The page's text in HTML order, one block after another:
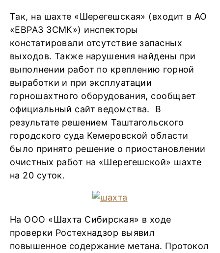
Так, на шахте «Шерегешская» (входит в АО
«ЕВРАЗ ЗСМК») инспекторы
констатировали отсутствие запасных
выходов. Также нарушения найдены при
выполнении работ по креплению горной
выработки и при эксплуатации
горношахтного оборудования, сообщает
официальный сайт ведомства. В
результате решением Таштагольского
городского суда Кемеровской области
было принято решение о приостановлении
очистных работ на «Шерегешской» шахте
на 20 суток.
На ООО «Шахта Сибирская» в ходе
проверки Ростехнадзор выявил
повышенное содержание метана. Протокол